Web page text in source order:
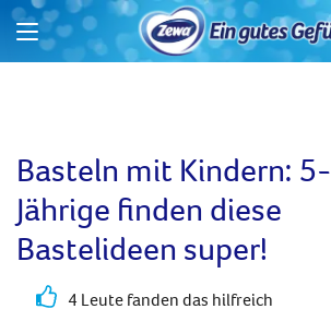
Basteln mit Kindern: 5-
Jährige finden diese
Bastelideen super!
4 Leute fanden das hilfreich